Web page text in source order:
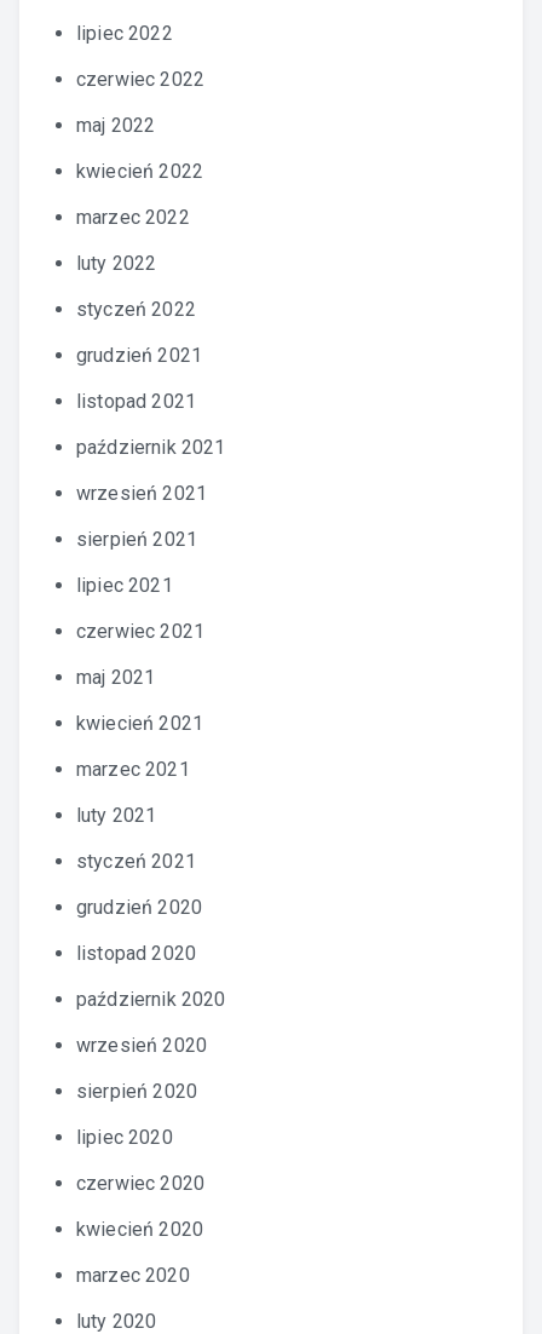
lipiec 2022
czerwiec 2022
maj 2022
kwiecień 2022
marzec 2022
luty 2022
styczeń 2022
grudzień 2021
listopad 2021
październik 2021
wrzesień 2021
sierpień 2021
lipiec 2021
czerwiec 2021
maj 2021
kwiecień 2021
marzec 2021
luty 2021
styczeń 2021
grudzień 2020
listopad 2020
październik 2020
wrzesień 2020
sierpień 2020
lipiec 2020
czerwiec 2020
kwiecień 2020
marzec 2020
luty 2020